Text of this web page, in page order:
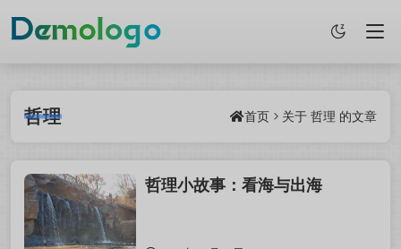
哲理 首页 关于 哲理 的文章
哲理小故事：看海与出海